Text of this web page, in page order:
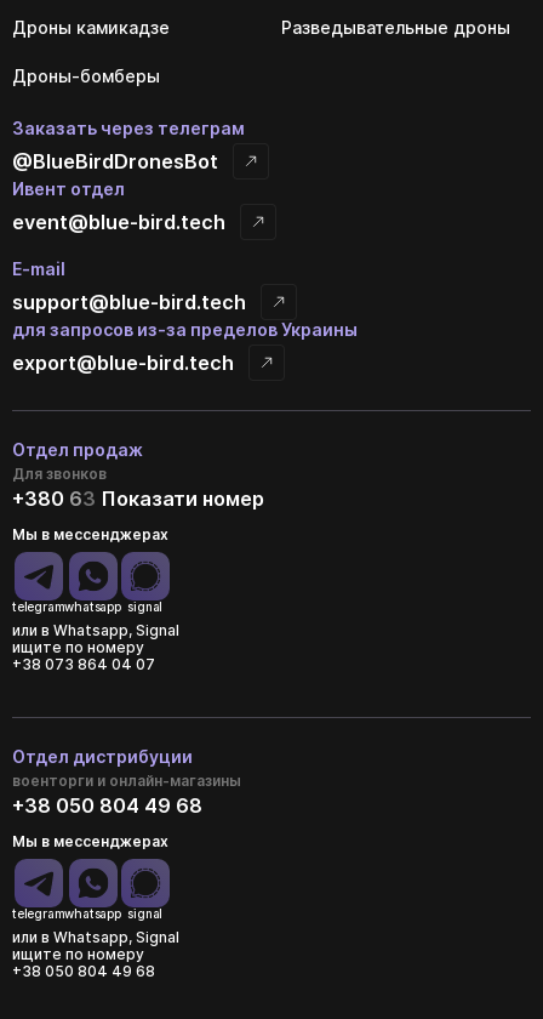
Дроны камикадзе Разведывательные дроны
Дроны-бомберы
Заказать через телеграм
@BlueBirdDronesBot
Ивент отдел
event@blue-bird.tech
E-mail
support@blue-bird.tech
для запросов из-за пределов Украины
export@blue-bird.tech
Отдел продаж
Для звонков
+380 63 Показати номер
Мы в мессенджерах
telegramwhatsapp signal
или в Whatsapp, Signal
ищите по номеру
+38 073 864 04 07
Отдел дистрибуции
военторги и онлайн-магазины
+38 050 804 49 68
Мы в мессенджерах
telegramwhatsapp signal
или в Whatsapp, Signal
ищите по номеру
+38 050 804 49 68